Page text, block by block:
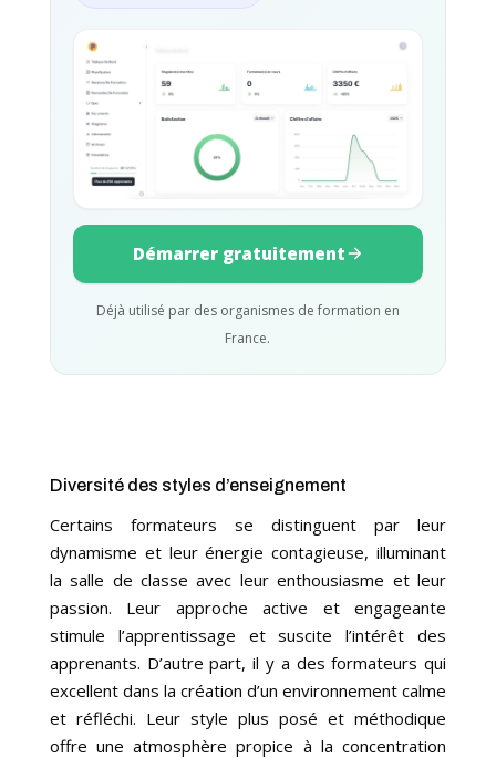
Démarrer gratuitement
Déjà utilisé par des organismes de formation en
France.
Diversité des styles d’enseignement
Certains formateurs se distinguent par leur
dynamisme et leur énergie contagieuse, illuminant
la salle de classe avec leur enthousiasme et leur
passion. Leur approche active et engageante
stimule l’apprentissage et suscite l’intérêt des
apprenants. D’autre part, il y a des formateurs qui
excellent dans la création d’un environnement calme
et réfléchi. Leur style plus posé et méthodique
offre une atmosphère propice à la concentration